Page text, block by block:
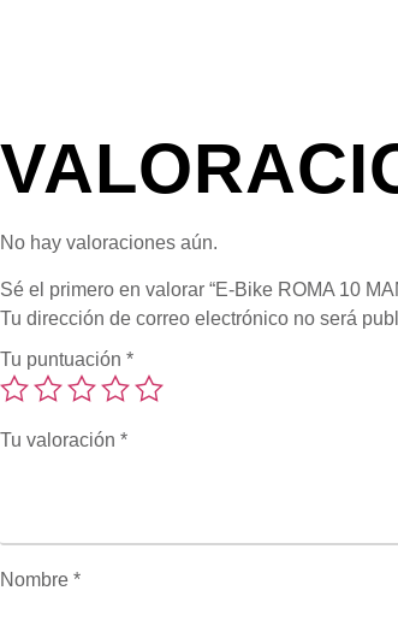
No hay valoraciones aún.
Sé el primero en valorar “E-Bike ROMA 10
Tu dirección de correo electrónico no será
Tu puntuación *
Tu valoración *
Nombre *